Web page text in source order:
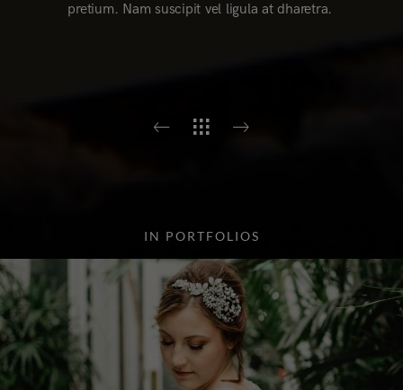
pretium. Nam suscipit vel ligula at dharetra.
IN PORTFOLIOS